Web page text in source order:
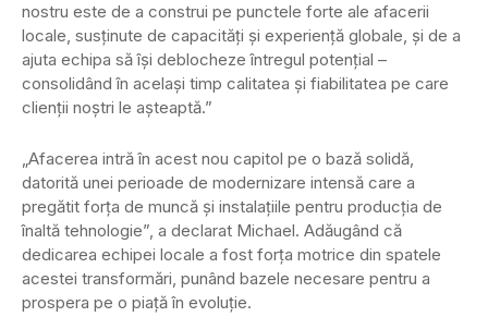
nostru este de a construi pe punctele forte ale afacerii
locale, susținute de capacități și experiență globale, și de a
ajuta echipa să își deblocheze întregul potențial –
consolidând în același timp calitatea și fiabilitatea pe care
clienții noștri le așteaptă.”
„Afacerea intră în acest nou capitol pe o bază solidă,
datorită unei perioade de modernizare intensă care a
pregătit forța de muncă și instalațiile pentru producția de
înaltă tehnologie”, a declarat Michael. Adăugând că
dedicarea echipei locale a fost forța motrice din spatele
acestei transformări, punând bazele necesare pentru a
prospera pe o piață în evoluție.